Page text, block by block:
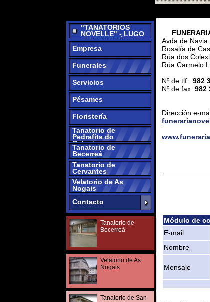
NOGAIS -
CERVANTES -
PEDRAFITA DO
CEBREIRO
Empresa
Funerales
Servicios
Pésames
Floristería
Tanatorio de
Pedrafita do
Cebreiro
Tanatorio de
Tanatorio de
Cervantes
Velatorio de As
Nogais
Contacto
Tanatorio de
Becerreá
Velatorio de As
Nogais
Tanatorio de San
Román de
Cervantes
Avda de Navia nº
Rosalía de Castro s/n
Rúa dos Colexios nº
Rúa Carmelo Lisón
Nº de tlf.: 982 36 00
Nº de fax: 982 36 00
Dirección e-mail:
E-mail
Mensaje
Este sitio está